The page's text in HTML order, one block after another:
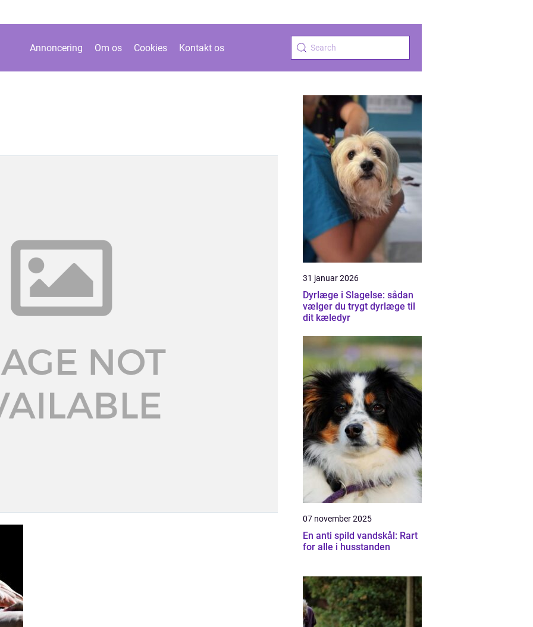
Annoncering Om os Cookies Kontakt os
31 januar 2026
Dyrlæge i Slagelse: sådan
vælger du trygt dyrlæge til
dit kæledyr
07 november 2025
En anti spild vandskål: Rart
for alle i husstanden